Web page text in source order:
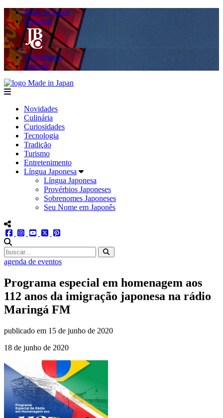
Made in Japan
Hashitag
AkibaSpace
Agenda
menu
Novidades
Culinária
Curiosidades
Tecnologia
Tradição
Turismo
Entretenimento
Língua Japonesa
Língua Japonesa
Provérbios Japoneses
Sobrenomes Japoneses
Seu Nome em Japonês
menu redes social
facebookinstagram
youtube
twitter
agenda de eventos
Programa especial em homenagem aos
112 anos da imigração japonesa na rádio
Maringá FM
publicado em 15 de junho de 2020
18 de junho de 2020